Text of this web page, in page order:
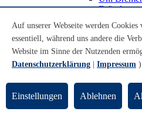
Recruiting
Transfer mit
Lehrkräfte
Auf unserer Webseite werden
essentiell, während uns andere die
Website im Sinne der Nutzenden
Datenschutzerklärung
Impressum )
Einstellungen Ablehnen